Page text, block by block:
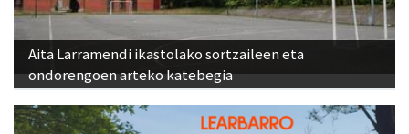
Aita Larramendi ikastolako sortzaileen eta
ondorengoen arteko katebegia